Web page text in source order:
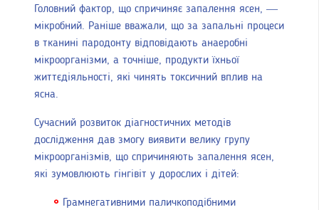
Головний фактор, що спричиняє запалення ясен, —
мікробний. Раніше вважали, що за запальні процеси
в тканині пародонту відповідають анаеробні
мікроорганізми, а точніше, продукти їхньої
життєдіяльності, які чинять токсичний вплив на
ясна.
Сучасний розвиток діагностичних методів
дослідження дав змогу виявити велику групу
мікроорганізмів, що спричиняють запалення ясен,
які зумовлюють гінгівіт у дорослих і дітей:
Грамнегативними паличкоподібними